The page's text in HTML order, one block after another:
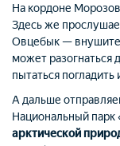
На кордоне
Здесь же
Овцебык —
может разогнаться
пытаться
А дальше
Национальный парк
арктической